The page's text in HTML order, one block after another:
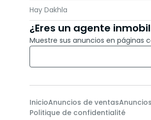
Hay Dakhla
¿Eres un agente
Muestre sus anuncios en páginas
InicioAnuncios de ventas
Politique de confidentialité